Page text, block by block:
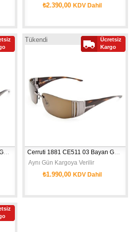
₺2.390,00 KDV Dahil
Cerruti 1881 CE511 01 Bayan Güneş Gözlüğü
Tükendi
Aynı Gün Kargoya Verilir
₺1.990,00 KDV Dahil
Ücretsiz
Kargo